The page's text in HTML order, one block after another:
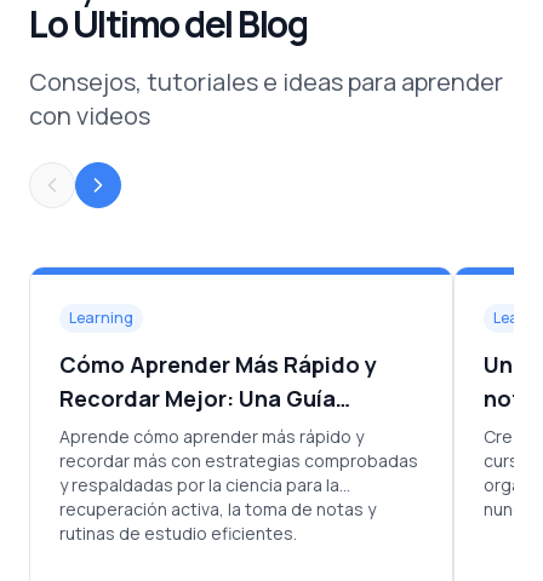
Lo Último del Blog
Consejos, tutoriales e ideas para aprender
con videos
Learning
Cómo Aprender Más Rápido y
Recordar Mejor: Una Guía
Práctica
Aprende cómo aprender más rápido y
recordar más con estrategias comprobadas
y respaldadas por la ciencia para la
recuperación activa, la toma de notas y
rutinas de estudio eficientes.
Un
Crea
cursos
nunca